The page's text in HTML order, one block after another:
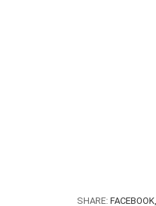
SHARE: FACEBOOK,